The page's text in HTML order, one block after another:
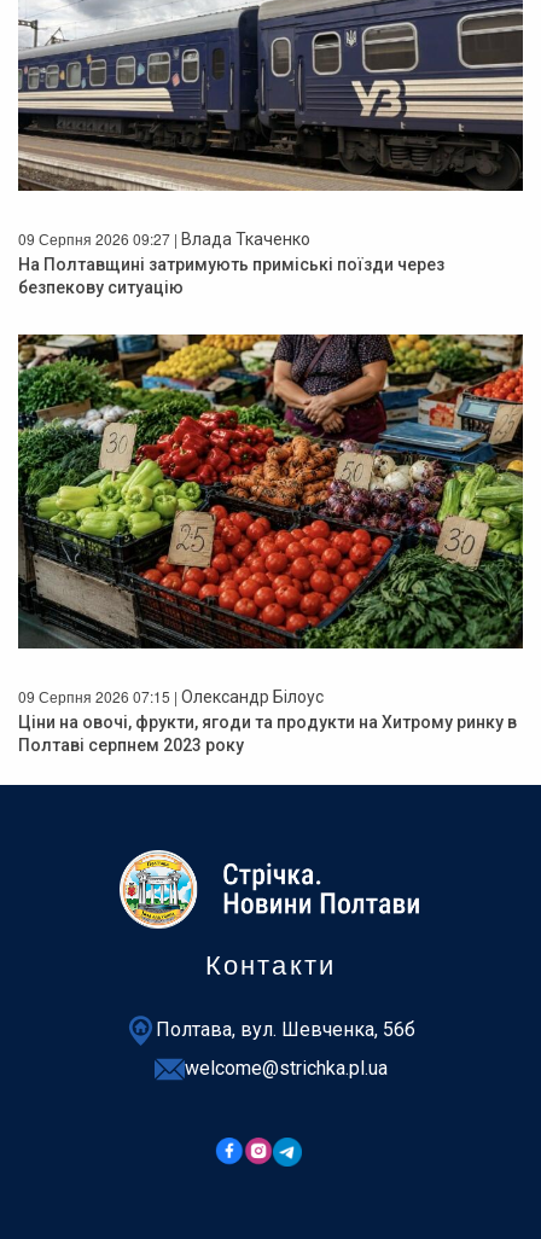
09 Серпня 2026 09:27 | Влада Ткаченко
На Полтавщині затримують приміські поїзди через
безпекову ситуацію
09 Серпня 2026 07:15 | Олександр Білоус
Ціни на овочі, фрукти, ягоди та продукти на Хитрому ринку в
Полтаві серпнем 2023 року
Контакти
Полтава, вул. Шевченка, 56б
welcome@strichka.pl.ua